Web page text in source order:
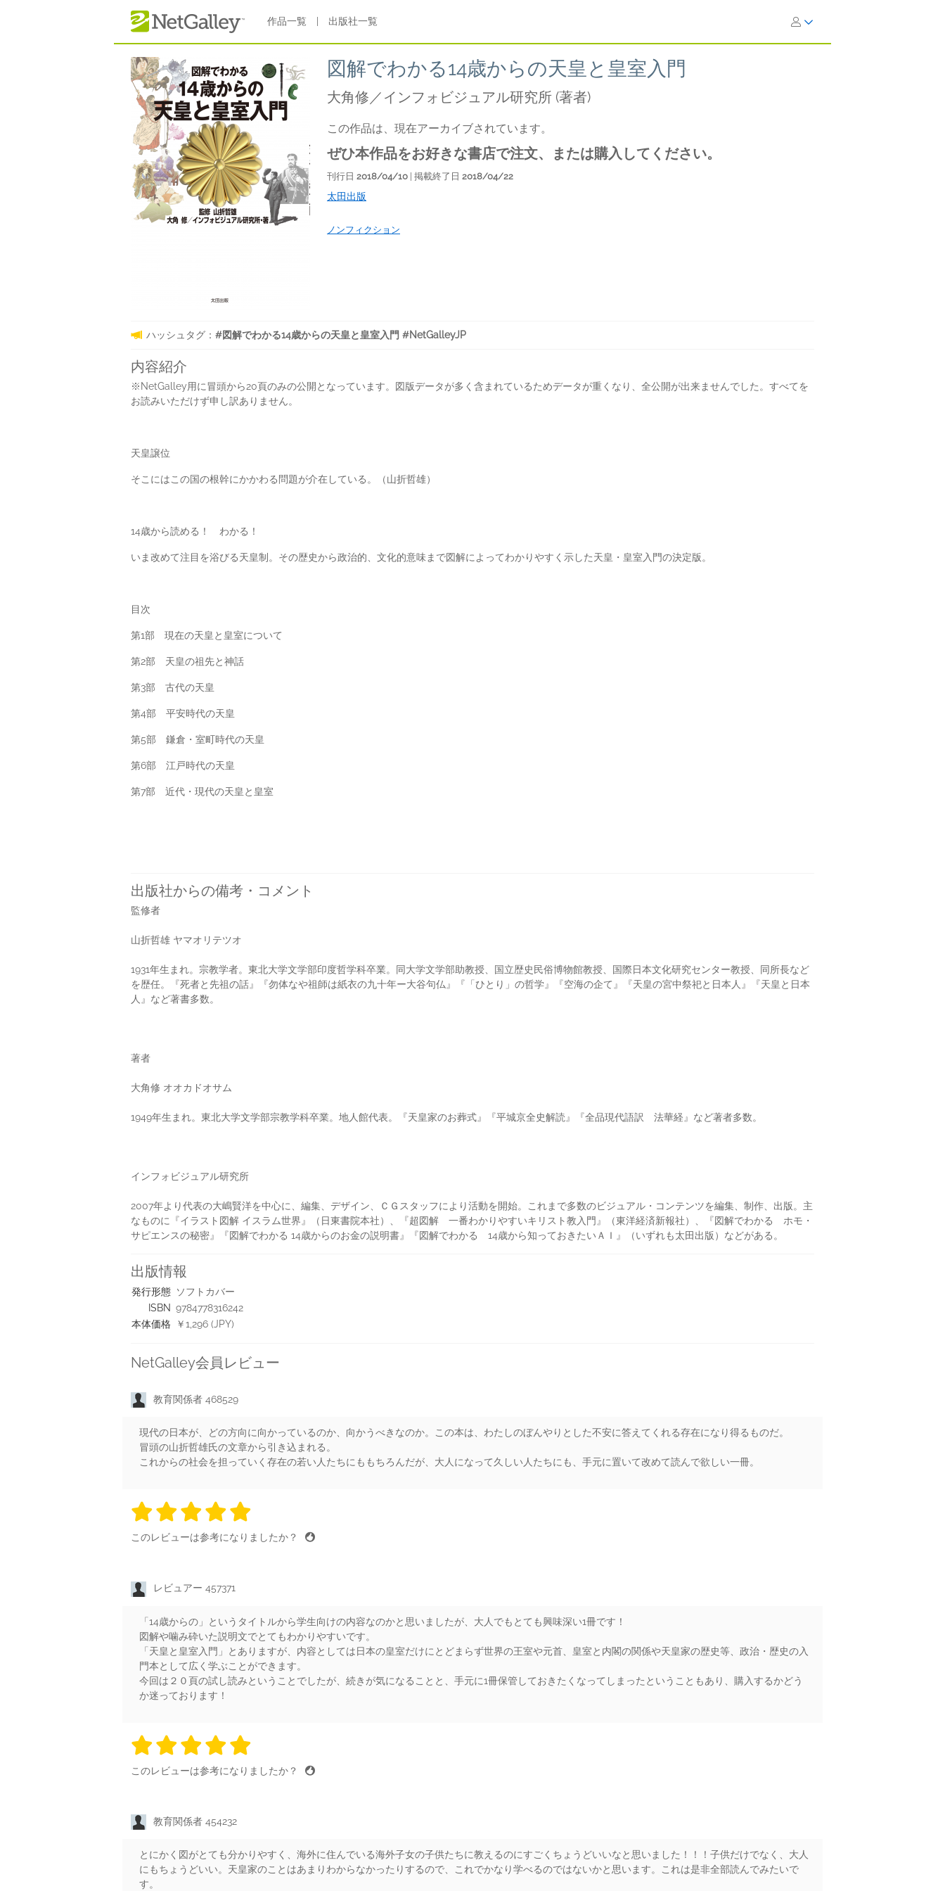
作品一覧 出版社一覧
図解でわかる14歳からの天皇と皇室入門
大角修／インフォビジュアル研究所 (著者)
この作品は、現在アーカイブされています。
ぜひ本作品をお好きな書店で注文、または購入してください。
刊行日 2018/04/10 | 掲載終了日 2018/04/22
太田出版
ノンフィクション
ハッシュタグ： #図解でわかる14歳からの天皇と皇室入門 #NetGalleyJP
内容紹介
※NetGalley用に冒頭から20頁のみの公開となっています。図版データが多く含まれているためデータが重くなり、全公開が出来ませんでした。すべてを
お読みいただけず申し訳ありません。
天皇譲位
そこにはこの国の根幹にかかわる問題が介在している。（山折哲雄）
14歳から読める！ わかる！
いま改めて注目を浴びる天皇制。その歴史から政治的、文化的意味まで図解によってわかりやすく示した天皇・皇室入門の決定版。
目次
第1部 現在の天皇と皇室について
第2部 天皇の祖先と神話
第3部 古代の天皇
第4部 平安時代の天皇
第5部 鎌倉・室町時代の天皇
第6部 江戸時代の天皇
第7部 近代・現代の天皇と皇室
出版社からの備考・コメント
監修者
山折哲雄 ヤマオリテツオ
1931年生まれ。宗教学者。東北大学文学部印度哲学科卒業。同大学文学部助教授、国立歴史民俗博物館教授、国際日本文化研究センター教授、同所長など
を歴任。『死者と先祖の話』『勿体なや祖師は紙衣の九十年ー大谷句仏』『「ひとり」の哲学』『空海の企て』『天皇の宮中祭祀と日本人』『天皇と日本
人』など著書多数。
著者
大角修 オオカドオサム
1949年生まれ。東北大学文学部宗教学科卒業。地人館代表。『天皇家のお葬式』『平城京全史解読』『全品現代語訳 法華経』など著者多数。
インフォビジュアル研究所
2007年より代表の大嶋賢洋を中心に、編集、デザイン、ＣＧスタッフにより活動を開始。これまで多数のビジュアル・コンテンツを編集、制作、出版。主
なものに『イラスト図解 イスラム世界』（日東書院本社）、『超図解 一番わかりやすいキリスト教入門』（東洋経済新報社）、『図解でわかる ホモ・
サピエンスの秘密』『図解でわかる 14歳からのお金の説明書』『図解でわかる 14歳から知っておきたいＡＩ』（いずれも太田出版）などがある。
出版情報
発行形態 ソフトカバー
ISBN 9784778316242
本体価格
￥1,296 (JPY)
NetGalley会員レビュー
教育関係者 468529
現代の日本が、どの方向に向かっているのか、向かうべきなのか。この本は、わたしのぼんやりとした不安に答えてくれる存在になり得るものだ。
冒頭の山折哲雄氏の文章から引き込まれる。
これからの社会を担っていく存在の若い人たちにももちろんだが、大人になって久しい人たちにも、手元に置いて改めて読んで欲しい一冊。
5 stars
5 stars
5 stars
5 stars
このレビューは参考になりましたか？
レビュアー 457371
「14歳からの」というタイトルから学生向けの内容なのかと思いましたが、大人でもとても興味深い1冊です！
図解や噛み砕いた説明文でとてもわかりやすいです。
「天皇と皇室入門」とありますが、内容としては日本の皇室だけにとどまらず世界の王室や元首、皇室と内閣の関係や天皇家の歴史等、政治・歴史の入
門本として広く学ぶことができます。
今回は２０頁の試し読みということでしたが、続きが気になることと、手元に1冊保管しておきたくなってしまったということもあり、購入するかどう
か迷っております！
5 stars
5 stars
5 stars
5 stars
このレビューは参考になりましたか？
教育関係者 454232
とにかく図がとても分かりやすく、海外に住んでいる海外子女の子供たちに教えるのにすごくちょうどいいなと思いました！！！子供だけでなく、大人
にもちょうどいい。天皇家のことはあまりわからなかったりするので、これでかなり学べるのではないかと思います。これは是非全部読んでみたいで
す。